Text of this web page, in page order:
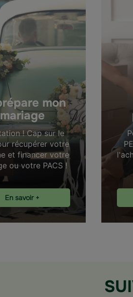
mon
mariage
! Cap sur le
récupérer votre
et financer votre
ou votre PACS !
En savoir +